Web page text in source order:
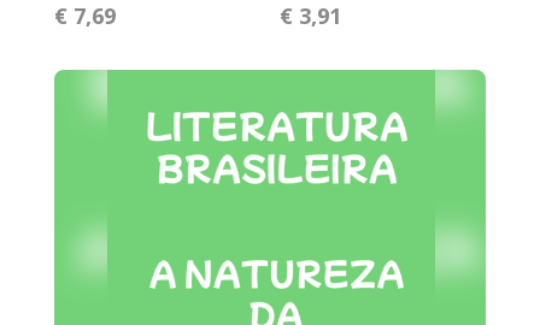
€ 7,69 € 3,91